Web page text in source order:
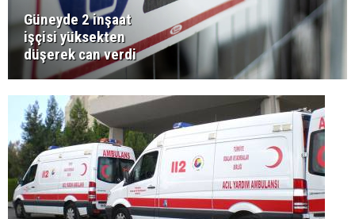
Güneyde 2 inşaat
işçisi yüksekten
düşerek can verdi